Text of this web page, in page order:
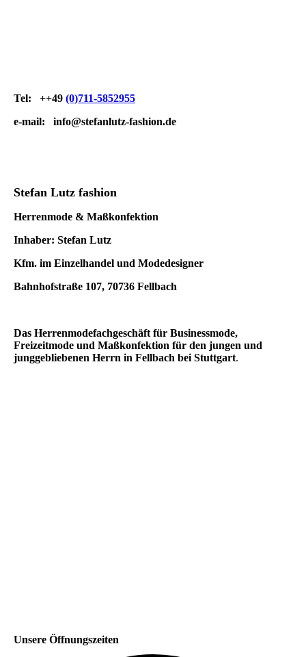
Tel: ++49 (0)711-5852955
e-mail: info@stefanlutz-fashion.de
Stefan Lutz fashion
Herrenmode & Maßkonfektion
Inhaber: Stefan Lutz
Kfm. im Einzelhandel und Modedesigner
Bahnhofstraße 107, 70736 Fellbach
Das Herrenmodefachgeschäft für Businessmode,
Freizeitmode und Maßkonfektion für den jungen und
junggebliebenen Herrn in Fellbach bei Stuttgart.
Unsere Öffnungszeiten